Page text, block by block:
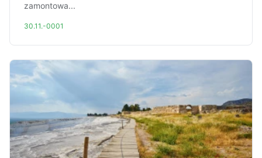
zamontowa...
30.11.-0001